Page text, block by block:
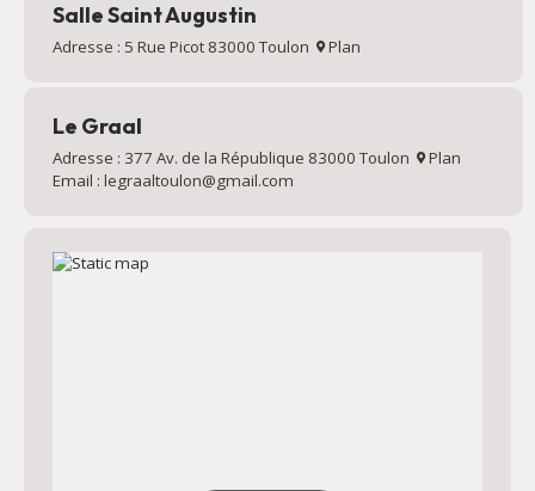
Salle Saint Augustin
Adresse : 5 Rue Picot 83000 Toulon Plan
Le Graal
Adresse : 377 Av. de la République 83000 Toulon
Plan
Email : legraaltoulon@gmail.com